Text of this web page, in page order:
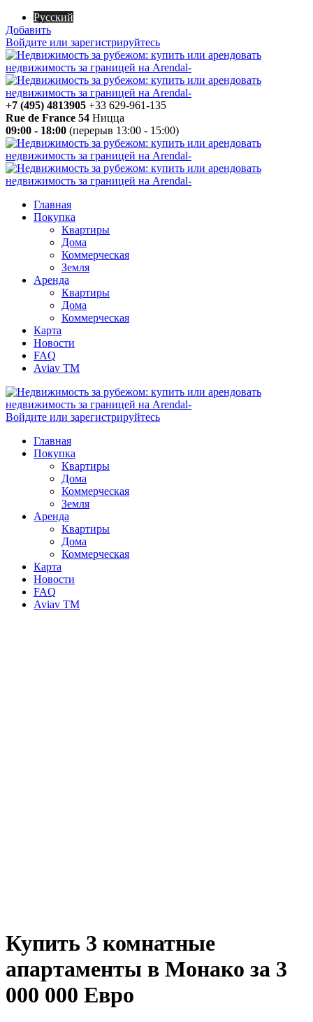
Русский
Добавить
Войдите или зарегистрируйтесь
+7 (495) 4813905 +33 629-961-135
Rue de France 54 Ницца
09:00 - 18:00 (перерыв 13:00 - 15:00)
Главная
Покупка
Квартиры
Дома
Коммерческая
Земля
Аренда
Квартиры
Дома
Коммерческая
Карта
Новости
FAQ
Aviav TM
Войдите или зарегистрируйтесь
Главная
Покупка
Квартиры
Дома
Коммерческая
Земля
Аренда
Квартиры
Дома
Коммерческая
Карта
Новости
FAQ
Aviav TM
Купить 3 комнатные
апартаменты в Монако за 3
000 000 Евро